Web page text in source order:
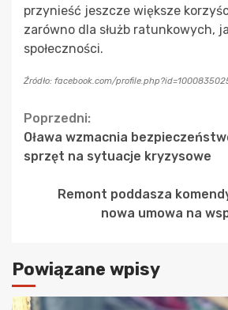
przynieść jeszcze większe
zarówno dla służb ratunkowych,
społeczności.
Źródło: facebook.com/
Continue
Reading
Poprzedni:
Oława wzmacnia
sprzęt na sytuacje kryzysowe
Remont poddasza
nowa umowa na
Powiązane wpisy